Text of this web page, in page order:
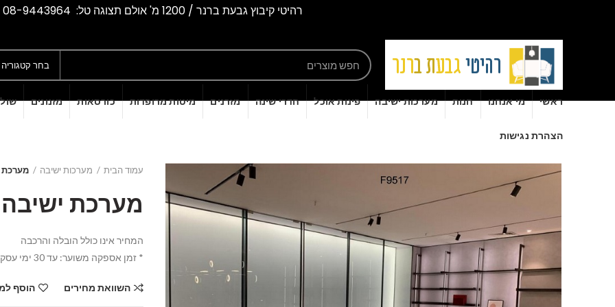
רהיטי קיבוץ גבעת ברנר / 1200 מ' אולם תצוגה טל: 08-9443964
בחר קטגוריה
ראשי מי אנחנו חנות מערכות ישיבה פינות אוכל חדרי שינה מזרנים מיטות מרופדות כורסאות מזנונים
הצהרת נגישות
עמוד הבית מערכות ישיבה מערכת
מערכת ישיבה
המחיר אינו כולל הובלה והרכבה
* זמן אספקה משוער: עד 30 ימי עסקים
השוואת מחירים הוסף